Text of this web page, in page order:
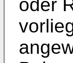
oder